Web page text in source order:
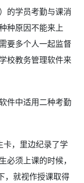
的学员考勤与课消
种原因不能来上
要多个人一起监督
校教务管理软件来
件中适用二种考勤
卡，里边纪录了学
必须上课的时候，
，就视作授课取得